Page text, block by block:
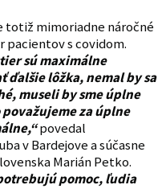
totiž mimoriadne náročné
pacientov s covidom.
sú maximálne
ďalšie lôžka, nemal by sa
museli by sme úplne
za úplne
povedal
v Bardejove a súčasne
Marián Petko.
pomoc, ľudia